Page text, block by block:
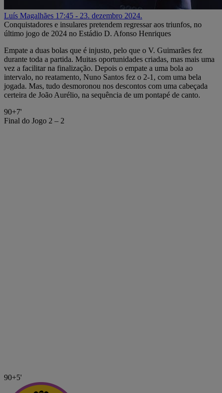
Luís Magalhães 17:45 - 23. dezembro 2024.
Conquistadores e insulares pretendem regressar aos triunfos, no
último jogo de 2024 no Estádio D. Afonso Henriques
Empate a duas bolas que é injusto, pelo que o V. Guimarães fez
durante toda a partida. Muitas oportunidades criadas, mas mais uma
vez a facilitar na finalização. Depois o empate a uma bola ao
intervalo, no reatamento, Nuno Santos fez o 2-1, com uma bela
jogada. Mas, tudo desmoronou nos descontos com uma cabeçada
certeira de João Aurélio, na sequência de um pontapé de canto.
90+7'
Final do Jogo 2 – 2
90+5'